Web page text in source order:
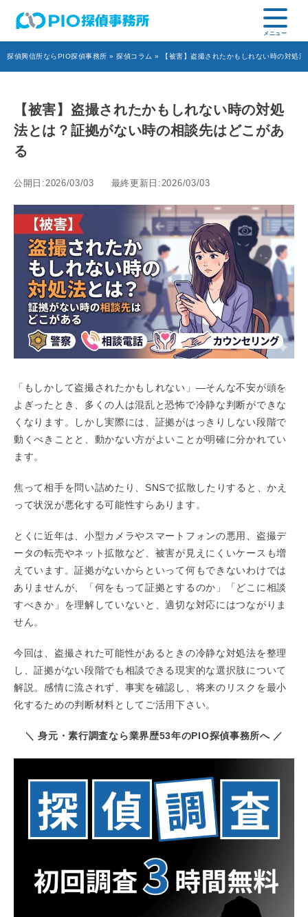
探偵興信所ならPIO探偵事務所 » 探偵コラム » 【被害】盗撮されたかもしれない時の対処
【被害】盗撮されたかもしれない時の対処
法とは？証拠がない時の相談先はどこがあ
る
公開日:2026/03/03 最終更新日:2026/03/03
「もしかして盗撮されたかもしれない」―そんな不安が頭を
よぎったとき、多くの人は混乱と恐怖で冷静な判断ができな
くなります。しかし実際には、証拠がはっきりしない段階で
動くべきことと、動かない方がよいことが明確に分かれてい
ます。
焦って相手を問い詰めたり、SNSで拡散したりすると、かえ
って状況が悪化する可能性すらあります。
とくに近年は、小型カメラやスマートフォンの悪用、盗撮デ
ータの転売やネット拡散など、被害が見えにくいケースも増
えています。証拠がないからといって何もできないわけでは
ありませんが、「何をもって証拠とするのか」「どこに相談
すべきか」を理解していないと、適切な対応にはつながりま
せん。
今回は、盗撮された可能性があるときの冷静な対処法を整理
し、証拠がない段階でも相談できる現実的な選択肢について
解説。感情に流されず、事実を確認し、将来のリスクを最小
化するための判断材料としてご活用下さい。
＼ 身元・素行調査なら業界歴53年のPIO探偵事務所へ ／